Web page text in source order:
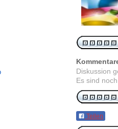
Diskussion
Es sind
Teilen